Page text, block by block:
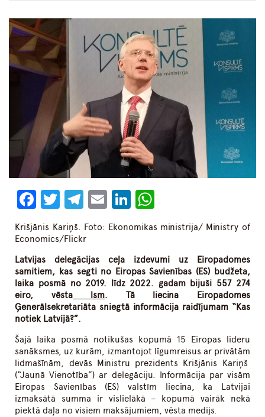
Facebook
Twitter
Telegram
EmailLinkedIn
Krišjānis Kariņš. Foto: Ekonomikas ministrija/ Ministry of
Economics/Flickr
Latvijas delegācijas ceļa izdevumi uz Eiropadomes
samitiem, kas segti no Eiropas Savienības (ES) budžeta,
laika posmā no 2019. līdz 2022. gadam bijuši 557 274
eiro, vēstalsm. Tā
liecina Eiropadomes
Ģenerālsekretariāta sniegtā informācija raidījumam “Kas
notiek Latvijā?”.
Šajā laika posmā notikušas kopumā 15 Eiropas līderu
sanāksmes, uz kurām, izmantojot līgumreisus ar privātām
lidmašīnām, devās Ministru prezidents Krišjānis Kariņš
(“Jaunā Vienotība”) ar delegāciju. Informācija par visām
Eiropas Savienības (ES) valstīm liecina, ka Latvijai
izmaksātā summa ir vislielākā – kopumā vairāk nekā
piektā daļa no visiem maksājumiem, vēsta medijs.